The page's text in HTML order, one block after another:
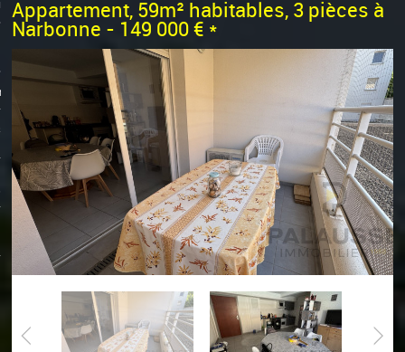
0
Appartement, 59m² habitables, 3 pièces à
Narbonne - 149 000 € *